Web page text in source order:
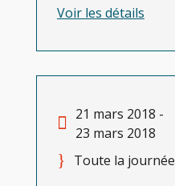
Voir les détails
21 mars 2018 -
23 mars 2018
Toute la journée